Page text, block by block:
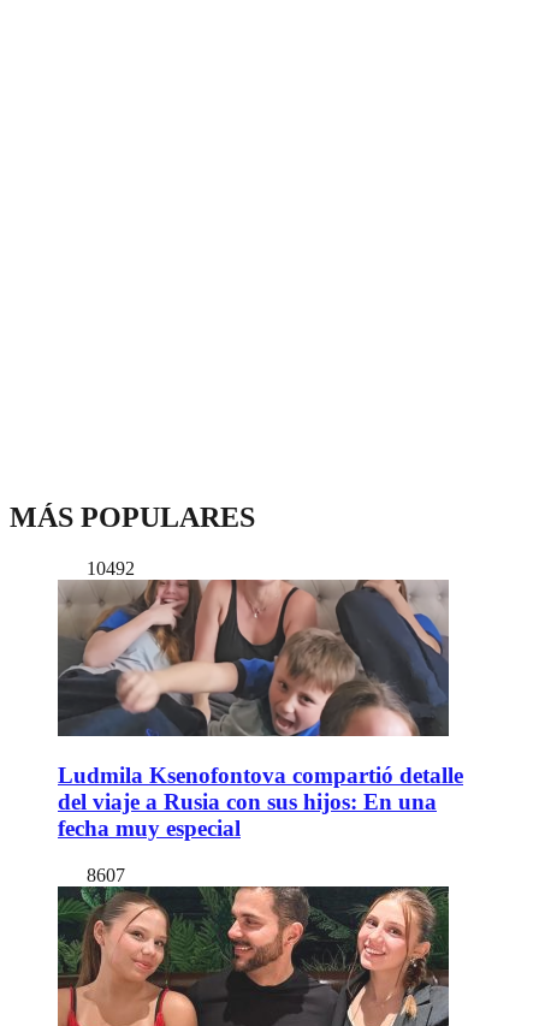
MÁS POPULARES
10492
Ludmila Ksenofontova compartió detalle
del viaje a Rusia con sus hijos: En una
fecha muy especial
8607